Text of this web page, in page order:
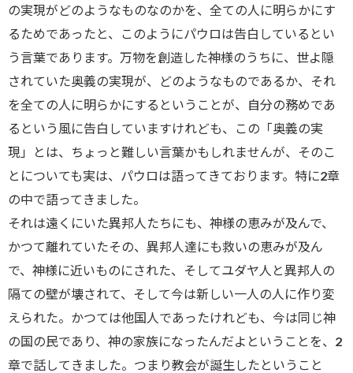
の実現がどのようなものなのかを、全ての人に明らかにす
るためであったと、このようにパウロは告白しているとい
う言葉であります。万物を創造した神様のうちに、世よ隠
されていた奥義の実現が、どのようなものであるか、それ
を全ての人に明らかにするということが、自分の務めであ
るという風に告白していますけれども、この「奥義の実
現」とは、ちょっと難しい言葉かもしれませんが、そのこ
とについても実は、パウロは語ってきております。特に2章
の中で語ってきました。
それは遠くにいた異邦人たちにも、神様の恵みが及んで、
かつて離れていたその、異邦人達にも救いの恵みが及ん
で、神様に近いものにされた、そしてユダヤ人と異邦人の
隔ての壁が壊されて、そして今は新しい一人の人に作り変
えられた。かつては他国人であったけれども、今は同じ神
の国の民であり、神の家族になったんだよということを、2
章で話してきました。つまり教会が誕生したということ